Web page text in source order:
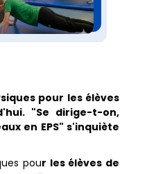
pour les élèves
"Se dirige-t-on,
en EPS" s'inquiète
pour les élèves de